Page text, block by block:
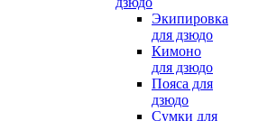
Экипировка
для дзюдо
Кимоно
для дзюдо
Пояса для
дзюдо
Сумки для